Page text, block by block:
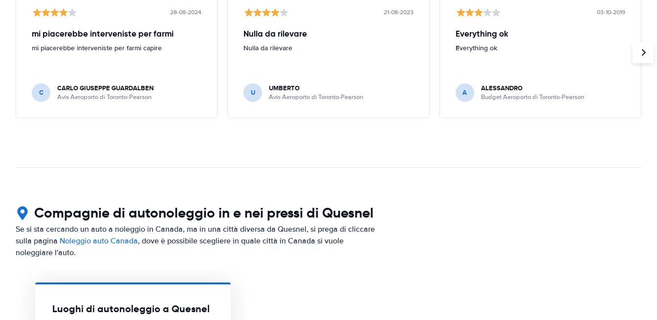
28-08-2024
mi piacerebbe interveniste per farmi
mi piacerebbe interveniste per farmi capire
C CARLO GIUSEPPE GUARDALBEN
Avis Aeroporto di Toronto-Pearson
21-08-2023
Nulla da rilevare
Nulla da rilevare
U UMBERTO
Avis Aeroporto di Toronto-Pearson
03-10-2019
Everything ok
Everything ok
A ALESSANDRO
Budget Aeroporto di Toronto-Pearson
Compagnie di autonoleggio in e nei pressi di Quesnel
Se si sta cercando un auto a noleggio in Canada, ma in una città diversa da Quesnel, si prega di cliccare
sulla pagina Noleggio auto Canada, dove è possibile scegliere in quale città in Canada si vuole
noleggiare l'auto.
Luoghi di autonoleggio a Quesnel